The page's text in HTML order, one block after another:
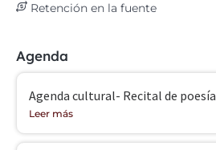
Retención en la fuente
Agenda
Agenda cultural- Recital de poesía
Leer más